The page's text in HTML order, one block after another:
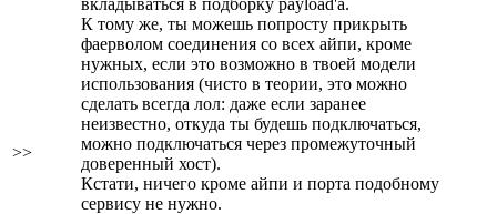
>>
вкладываться в подборку payload'a.
К тому же, ты можешь попросту прикрыть
фаерволом соединения со всех айпи, кроме
нужных, если это возможно в твоей модели
использования (чисто в теории, это можно
сделать всегда лол: даже если заранее
неизвестно, откуда ты будешь подключаться,
можно подключаться через промежуточный
доверенный хост).
Кстати, ничего кроме айпи и порта подобному
сервису не нужно.